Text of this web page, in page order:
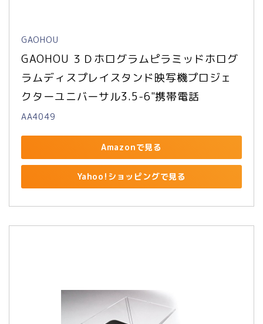
GAOHOU
GAOHOU ３Ｄホログラムピラミッドホログ
ラムディスプレイスタンド映写機プロジェ
クターユニバーサル3.5-6"携帯電話
AA4049
Amazonで見る
Yahoo!ショッピングで見る